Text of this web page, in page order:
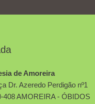
de Amoreira
Dr. Azeredo Perdigão nº1
408 AMOREIRA - ÓBIDOS